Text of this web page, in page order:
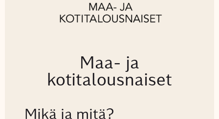
Maa- ja
kotitalousnaiset
Mikä ja mitä?